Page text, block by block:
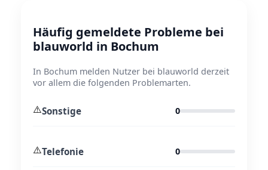
Häufig gemeldete Probleme bei
blauworld in Bochum
In Bochum melden Nutzer bei blauworld derzeit
vor allem die folgenden Problemarten.
⚠️Sonstige 0
⚠️Telefonie 0